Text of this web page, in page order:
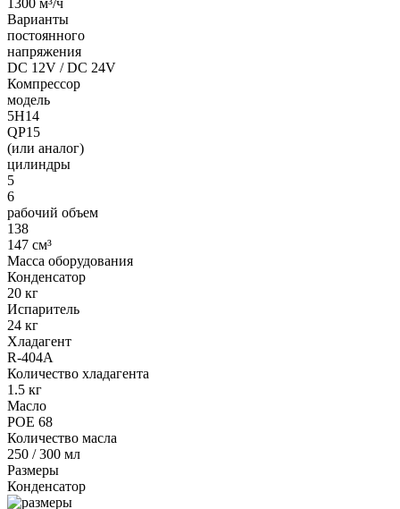
Варианты
постоянного
напряжения
DC 12V / DC 24V
Компрессор
модель
5H14
QP15
(или аналог)
цилиндры
5
6
рабочий объем
138
147 см³
Масса оборудования
Конденсатор
20 кг
Испаритель
24 кг
Хладагент
R-404A
Количество хладагента
1.5 кг
Масло
POE 68
Количество масла
250 / 300 мл
Размеры
Конденсатор